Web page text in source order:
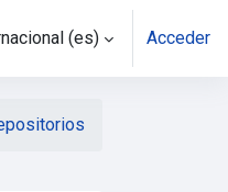
‎(es)‎ Acceder